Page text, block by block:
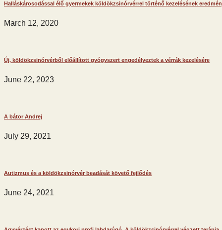
Halláskárosodással élő gyermekek köldökzsinórvérrel történő kezelésének
March 12, 2020
Új, köldökzsinórvérből előállított gyógyszert engedélyeztek a vérrák kezelésére
June 22, 2023
A bátor Andrej
July 29, 2021
Autizmus és a köldökzsinórvér beadását követő fejlődés
June 24, 2021